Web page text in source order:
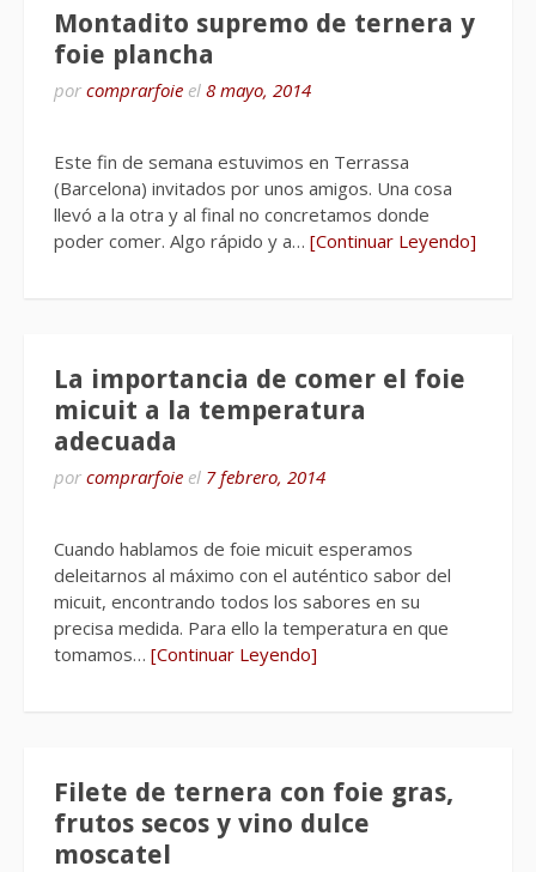
Montadito supremo de ternera y
foie plancha
por comprarfoie el 8 mayo, 2014
Este fin de semana estuvimos en Terrassa
(Barcelona) invitados por unos amigos. Una cosa
llevó a la otra y al final no concretamos donde
poder comer. Algo rápido y a… [Continuar Leyendo]
La importancia de comer el foie
micuit a la temperatura
adecuada
por comprarfoie el 7 febrero, 2014
Cuando hablamos de foie micuit esperamos
deleitarnos al máximo con el auténtico sabor del
micuit, encontrando todos los sabores en su
precisa medida. Para ello la temperatura en que
tomamos… [Continuar Leyendo]
Filete de ternera con foie gras,
frutos secos y vino dulce
moscatel